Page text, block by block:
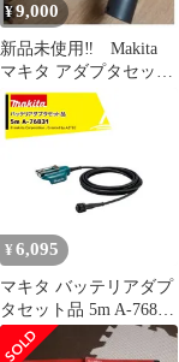
¥9,000
新品未使用‼ Makita
マキタ アダプタセット
品 A-69076 18V×2
¥ 6,095
マキタ バッテリアダプ
タセット品 5m A-76831
適用モデル：UP180D